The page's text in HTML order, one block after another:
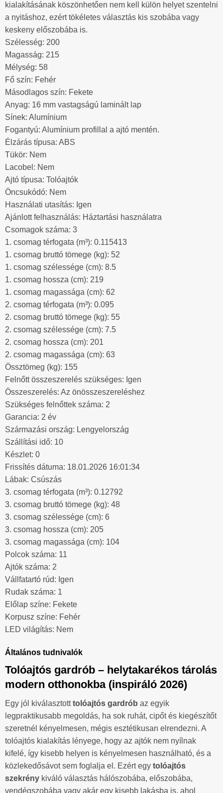
kialakításának köszönhetően nem kell külön helyet szentelni
a nyitáshoz, ezért tökéletes választás kis szobába vagy
keskeny előszobába is.
Szélesség: 200
Magasság: 215
Mélység: 58
Fő szín: Fehér
Másodlagos szín: Fekete
Anyag: 16 mm vastagságú laminált lap
Sínek: Alumínium
Fogantyú: Alumínium profillal a ajtó mentén.
Élzárás típusa: ABS
Tükör: Nem
Lacobel: Nem
Ajtó típusa: Tolóajtók
Öncsukódó: Nem
Használati utasítás: Igen
Ajánlott felhasználás: Háztartási használatra
Csomagok száma: 3
1. csomag térfogata (m³): 0.115413
1. csomag bruttó tömege (kg): 52
1. csomag szélessége (cm): 8.5
1. csomag hossza (cm): 219
1. csomag magassága (cm): 62
2. csomag térfogata (m³): 0.095
2. csomag bruttó tömege (kg): 55
2. csomag szélessége (cm): 7.5
2. csomag hossza (cm): 201
2. csomag magassága (cm): 63
Össztömeg (kg): 155
Felnőtt összeszerelés szükséges: Igen
Összeszerelés: Az önösszeszereléshez
Szükséges felnőttek száma: 2
Garancia: 2 év
Származási ország: Lengyelország
Szállítási idő: 10
Készlet: 0
Frissítés dátuma: 18.01.2026 16:01:34
Lábak: Csúszás
3. csomag térfogata (m³): 0.12792
3. csomag bruttó tömege (kg): 48
3. csomag szélessége (cm): 6
3. csomag hossza (cm): 205
3. csomag magassága (cm): 104
Polcok száma: 11
Ajtók száma: 2
Vállfatartó rúd: Igen
Rudak száma: 1
Előlap színe: Fekete
Korpusz színe: Fehér
LED világítás: Nem
Általános tudnivalók
Tolóajtós gardrób – helytakarékos tárolás
modern otthonokba (inspiráló 2026)
Egy jól kiválasztotttolóajtós gardrób az egyik
legpraktikusabb megoldás, ha sok ruhát, cipőt és kiegészítőt
szeretnél kényelmesen, mégis esztétikusan elrendezni. A
tolóajtós kialakítás lényege, hogy az ajtók nem nyílnak
kifelé, így kisebb helyen is kényelmesen használható, és a
közlekedősávot sem foglalja el. Ezért egy tolóajtós
szekrény kiváló választás hálószobába, előszobába,
vendégszobába vagy akár egy kisebb lakásba is, ahol